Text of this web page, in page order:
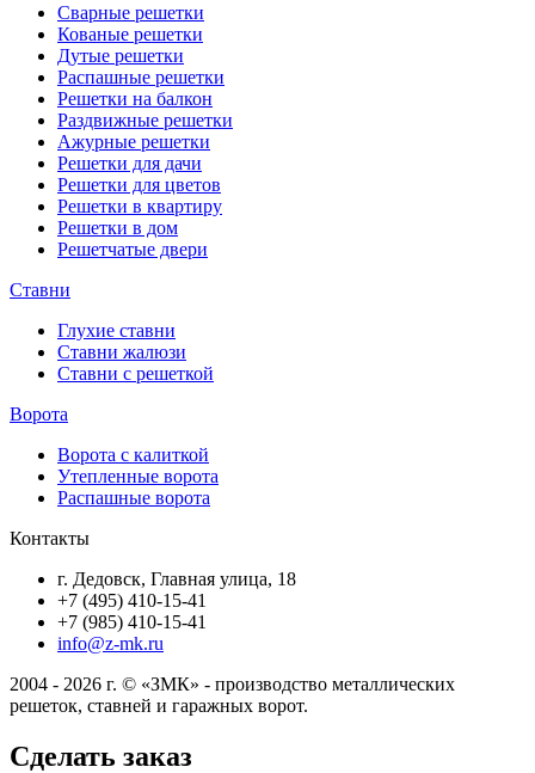
Сварные решетки
Кованые решетки
Дутые решетки
Распашные решетки
Решетки на балкон
Раздвижные решетки
Ажурные решетки
Решетки для дачи
Решетки для цветов
Решетки в квартиру
Решетки в дом
Решетчатые двери
Ставни
Глухие ставни
Ставни жалюзи
Ставни с решеткой
Ворота
Ворота с калиткой
Утепленные ворота
Распашные ворота
Контакты
г. Дедовск, Главная улица, 18
+7 (495) 410-15-41
+7 (985) 410-15-41
info@z-mk.ru
2004 - 2026 г. © «ЗМК» - производство металлических
решеток, ставней и гаражных ворот.
Сделать заказ